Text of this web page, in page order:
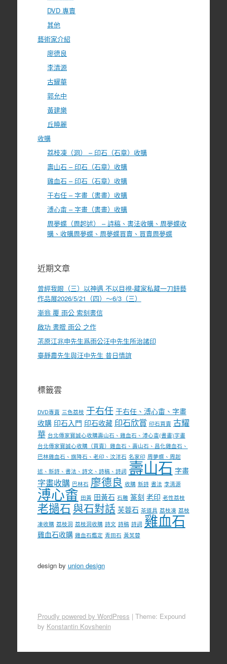
DVD 專賣
其他
藝術家介紹
廖德良
李清源
古耀華
郭允中
黃建樂
丘曉麗
收購
荔枝凍（洞） – 印石（石章）收購
壽山石 – 印石（石章）收購
雞血石 – 印石（石章）收購
于右任 – 字畫（書畫）收購
溥心畬 – 字畫（書畫）收購
周夢蝶（周起述） – 詩稿、書法收購、周夢蝶收
購、收購周夢蝶、周夢蝶買賣、買賣周夢蝶
近期文章
曾經我眼（三）以神遇 不以目視-藏家私藏一刀鈕藝
作品展2026/5/21（四）～6/3（三）
漸翁 覆 雨公 索刻書信
啟功 書贈 雨公 之作
茮原江兆申先生爲雨公汪中先生所治諸印
臺靜農先生與汪中先生 昔日情誼
標籤雲
DVD專賣 三色荔枝 于右任 于右任、溥心畬、字畫
收購 印石入門 印石收藏 印石欣賞 印石買賣 古耀
華 台北傳家寶誠心收購壽山石、雞血石、溥心畬(書畫)字畫
台北傳家寶誠心收購（買賣）雞血石、壽山石、昌化雞血石、
巴林雞血石、旗降石、老印、汶洋石 名家印 周夢蝶、周起
述、新詩、書法、詩文、詩稿、詩詞 壽山石 字畫
字畫收購 巴林石 廖德良 收購 新詩 書法 李清源
溥心畬 田黃 田黃石 石雕 篆刻 老印 老性荔枝
老撾石 與石對話 芙蓉石 茶道具 荔枝凍 荔枝
凍收購 荔枝洞 荔枝洞收購 詩文 詩稿 詩詞 雞血石
雞血石收購 雞血石鑑定 青田石 黃芙蓉
design by union design
Proudly powered by WordPress | Theme: Expound
by Konstantin Kovshenin